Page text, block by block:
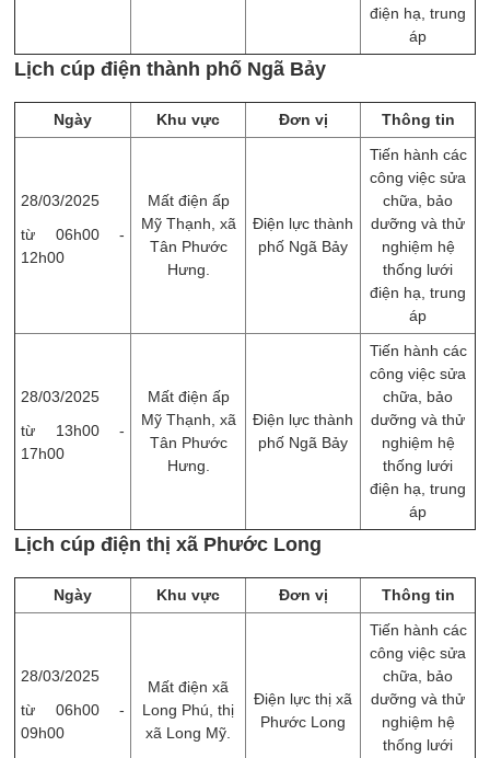
điện hạ, trung
áp
Lịch cúp điện thành phố Ngã Bảy
Ngày Khu vực Đơn vị Thông tin
28/03/2025
từ 06h00 -
12h00
Mất điện ấp
Mỹ Thạnh, xã
Tân Phước
Hưng.
Điện lực thành
phố Ngã Bảy
Tiến hành các
công việc sửa
chữa, bảo
dưỡng và thử
nghiệm hệ
thống lưới
điện hạ, trung
áp
28/03/2025
từ 13h00 -
17h00
Mất điện ấp
Mỹ Thạnh, xã
Tân Phước
Hưng.
Điện lực thành
phố Ngã Bảy
Tiến hành các
công việc sửa
chữa, bảo
dưỡng và thử
nghiệm hệ
thống lưới
điện hạ, trung
áp
Lịch cúp điện thị xã Phước Long
Ngày Khu vực Đơn vị Thông tin
28/03/2025
từ 06h00 -
09h00
Mất điện xã
Long Phú, thị
xã Long Mỹ.
Điện lực thị xã
Phước Long
Tiến hành các
công việc sửa
chữa, bảo
dưỡng và thử
nghiệm hệ
thống lưới